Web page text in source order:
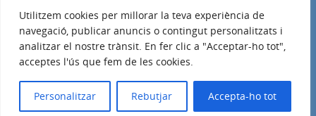
Utilitzem cookies per millorar la teva experiència de
navegació, publicar anuncis o contingut personalitzats i
analitzar el nostre trànsit. En fer clic a "Acceptar-ho tot",
acceptes l'ús que fem de les cookies.
Personalitzar Rebutjar Accepta-ho tot
Avís legal Política de privacitat